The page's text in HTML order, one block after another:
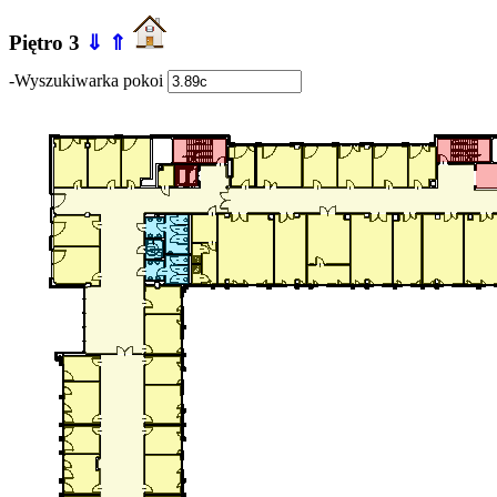
Piętro 3 ⇓ ⇑
-Wyszukiwarka pokoi